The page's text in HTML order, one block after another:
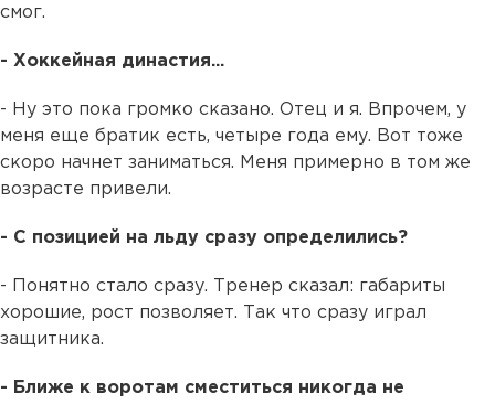
смог.
- Хоккейная династия...
- Ну это пока громко сказано. Отец и я. Впрочем, у
меня еще братик есть, четыре года ему. Вот тоже
скоро начнет заниматься. Меня примерно в том же
возрасте привели.
- С позицией на льду сразу определились?
- Понятно стало сразу. Тренер сказал: габариты
хорошие, рост позволяет. Так что сразу играл
защитника.
- Ближе к воротам сместиться никогда не